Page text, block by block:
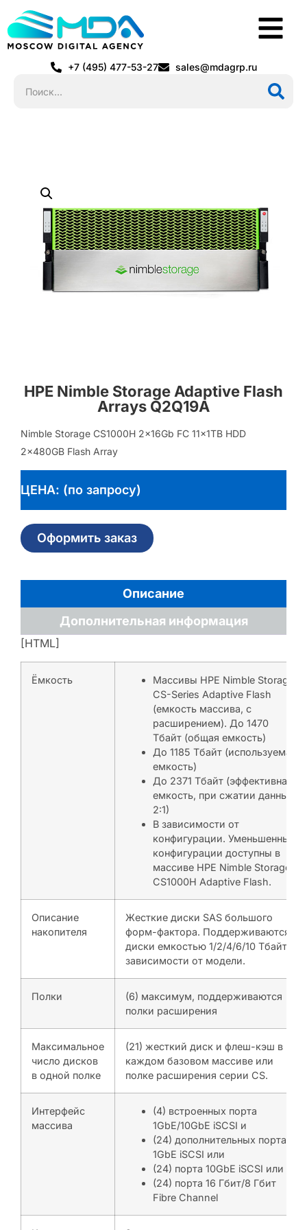
+7 (495) 477-53-27 sales@mdagrp.ru
HPE Nimble Storage Adaptive Flash
Arrays Q2Q19A
Nimble Storage CS1000H 2x16Gb FC 11x1TB HDD
2x480GB Flash Array
ЦЕНА: (по запросу)
Оформить заказ
Описание
Дополнительная информация
[HTML]
Ёмкость
Массивы HPE Nimble Storage
CS-Series Adaptive Flash
(емкость массива, с
расширением). До 1470
Тбайт (общая емкость)
До 1185 Тбайт (используемая
емкость)
До 2371 Тбайт (эффективная
емкость, при сжатии данных
2:1)
В зависимости от
конфигурации. Уменьшенные
конфигурации доступны в
массиве HPE Nimble Storage
CS1000H Adaptive Flash.
Описание
накопителя
Жесткие диски SAS большого
форм-фактора. Поддерживаются
диски емкостью 1/2/4/6/10 Тбайт, в
зависимости от модели.
Полки
(6) максимум, поддерживаются
полки расширения
Максимальное
число дисков
в одной полке
(21) жесткий диск и флеш-кэш в
каждом базовом массиве или
полке расширения серии CS.
Интерфейс
массива
(4) встроенных порта
1GbE/10GbE iSCSI и
(24) дополнительных порта
1GbE iSCSI или
(24) порта 10GbE iSCSI или
(24) порта 16 Гбит/8 Гбит
Fibre Channel